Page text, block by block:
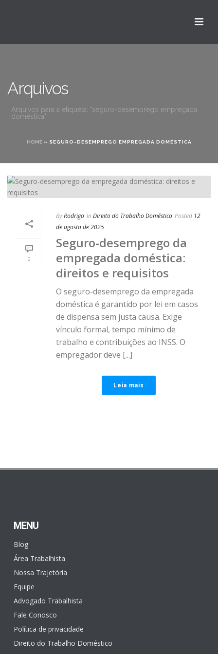
Arquivos
Arquivos para a etiqueta: "seguro-desemprego empregada
doméstica"
HOME» SEGURO-DESEMPREGO EMPREGADA DOMÉSTICA
0
ByRodrigo In Direito do Trabalho Doméstico Posted 12
de agosto de 2025
Seguro-desemprego da
empregada doméstica:
direitos e requisitos
O seguro-desemprego da empregada
doméstica é garantido por lei em casos
de dispensa sem justa causa. Exige
vínculo formal, tempo mínimo de
trabalho e contribuições ao INSS. O
empregador deve [...]
Leia mais
MENU
Blog
Área Trabalhista
Nossa Trajetória
Equipe
Advogado Trabalhista
Fale Conosco
Política de privacidade
Direito do Trabalho Doméstico